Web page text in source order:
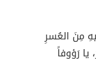
مِنَ العُسرِ
رَؤوفاً